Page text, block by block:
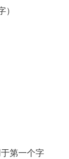
第一个字